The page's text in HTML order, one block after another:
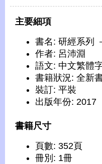
主要細項
書名: 研經系列
作者: 呂沛淵
語文: 中文繁體
書籍狀況: 全新
裝訂: 平裝
出版年份: 2017
書籍尺寸
頁數: 352頁
冊別: 1冊